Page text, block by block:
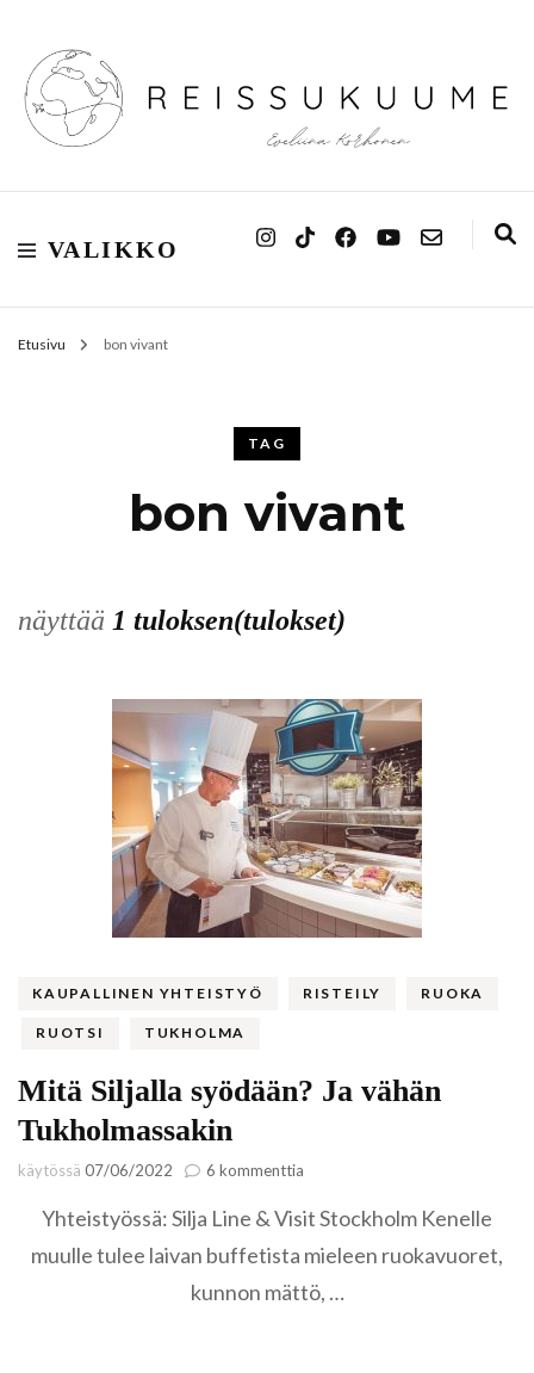
Reissukuume
VALIKKO
Etusivu bon vivant
TAG
bon vivant
näyttää 1 tuloksen(tulokset)
KAUPALLINEN YHTEISTYÖ RISTEILY RUOKA
RUOTSI TUKHOLMA
Mitä Siljalla syödään? Ja vähän
Tukholmassakin
käytössä 07/06/2022 6 kommenttia
Siljalla
Ja
vähän
Yhteistyössä: Silja Line & Visit Stockholm Kenelle
muulle tulee laivan buffetista mieleen ruokavuoret,
kunnon mättö, …